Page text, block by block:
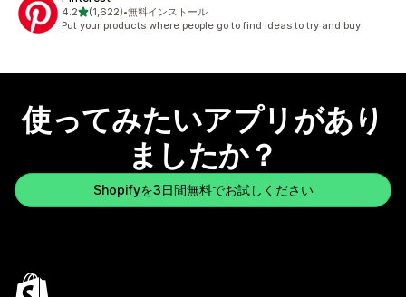
4.25つ星中
(1,622)
合計レビュー数：1622件
•無料インストール
Put your products where people go to find ideas to try and buy
使ってみたいアプリがあり
ましたか？
Shopifyを3日間無料でお試しください